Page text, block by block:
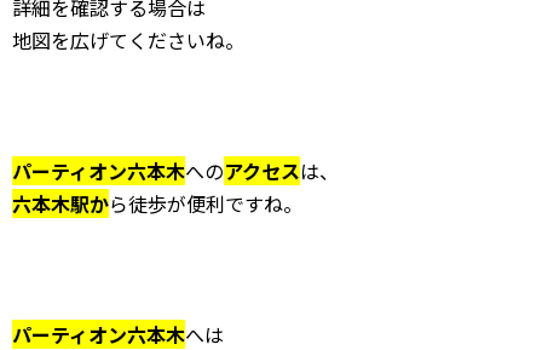
詳細を確認する場合は
地図を広げてくださいね。
パーティオン六本木へのアクセスは、
六本木駅から徒歩が便利ですね。
パーティオン六本木へは